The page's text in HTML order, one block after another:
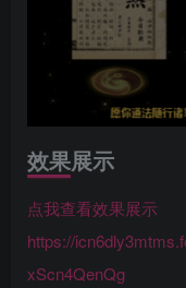
效果展示
点我查看效果展示
https://
xScn4QenQg